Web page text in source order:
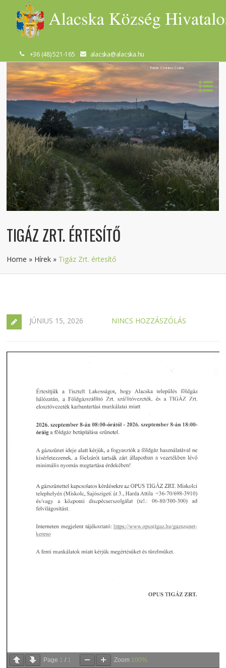
+36 (48) 521-165 alacska@alacska.hu
Fotók: Csontos Csaba
TIGÁZ ZRT. ÉRTESÍTŐ
Home » Hírek » Tigáz Zrt. értesítő
JÚNIUS 15, 2026 NINCS HOZZÁSZÓLÁS
Page 1 / 1 Zoom 100%